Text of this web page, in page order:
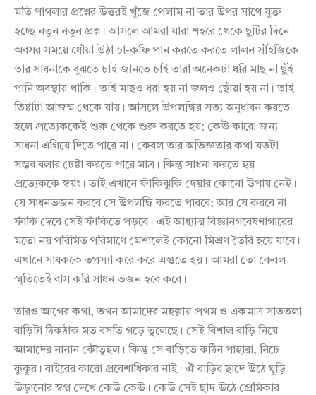
মতি পাগলার প্রশ্নের উত্তরই খুঁজে পেলাম না তার উপর সাথে যুক্ত
হচ্ছে নতুন নতুন প্রশ্ন। আসলে আমরা যারা শহরে থেকে ছুটির দিনে
অবসর সময়ে ধোঁয়া উঠা চা-কফি পান করতে করতে লালন সাঁইজিকে
তার সাধনাকে বুঝতে চাই জানতে চাই তারা অনেকটা ধরি মাছ না ছুঁই
পানি অবস্থায় থাকি। তাই মাছও ধরা হয় না জলও ছোঁয়া হয় না। তাই
তিষ্টাটা আজন্ম থেকে যায়। আসলে উপলদ্ধির সত্য অনুধাবন করতে
হলে প্রত্যেককেই শুরু থেকে শুরু করতে হয়; কেউ কারো জন্য
সাধনা এগিয়ে দিতে পারে না। কেবল তার অভিজ্ঞতার কথা যতটা
সম্ভব বলার চেষ্টা করতে পারে মাত্র। কিন্তু সাধনা করতে হয়
প্রত্যেককে স্বয়ং। তাই এখানে ফাঁকিঝুকি দেয়ার কোনো উপায় নেই।
যে সাধনভজন করবে সে উপলদ্ধি করতে পারবে; আর যে করবে না
ফাঁকি দেবে সেই ফাঁকিতে পড়বে। এই আধ্যাত্ম বিজ্ঞানগবেষণাগারের
মতো নয় পরিমিত পরিমাণে মেশালেই কোনো মিশ্রণ তৈরি হয়ে যাবে।
এখানে সাধককে তপস্যা করে করে এগুতে হয়। আমরা তো কেবল
স্মৃতিতেই বাস করি সাধন ভজন হবে কবে।
তারও আগের কথা, তখন আমাদের মহল্লায় প্রথম ও একমাত্র সাততলা
বাড়িটা ঠিকঠাক মত বসতি গড়ে তুলেছে। সেই বিশাল বাড়ি নিয়ে
আমাদের নানান কৌতুহল। কিন্তু সে বাড়িতে কঠিন পাহারা, নিচে
কুকুর। বাইরের কারো প্রবেশাধিকার নাই। ঐ বাড়ির ছাদে উঠে ঘুড়ি
উড়ানোর স্বপ্ন দেখে কেউ কেউ। কেউ সেই ছাদ উঠে প্রেমিকার